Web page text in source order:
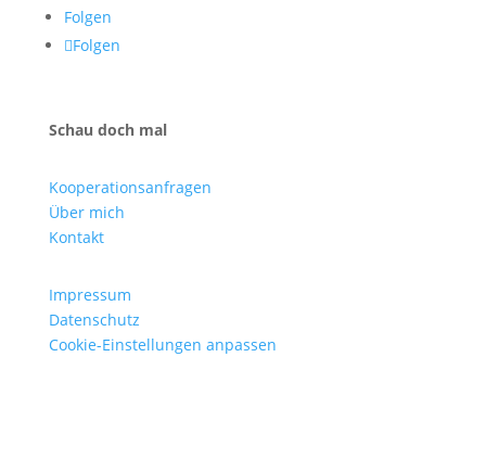
Folgen
Folgen
Schau doch mal
Kooperationsanfragen
Über mich
Kontakt
Impressum
Datenschutz
Cookie-Einstellungen anpassen